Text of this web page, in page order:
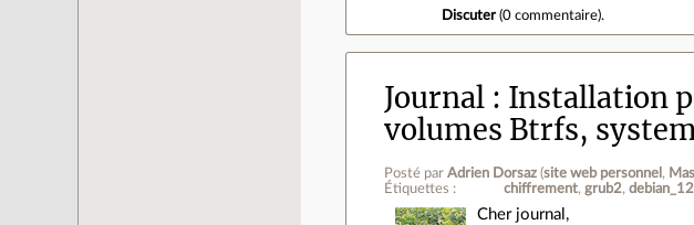
Discuter(0 commentaire).
Journal
Installation
volumes Btrfs,
Posté parAdrien Dorsaz (site web personnel ,
Étiquettes :
chiffrement grub2
Cher journal,